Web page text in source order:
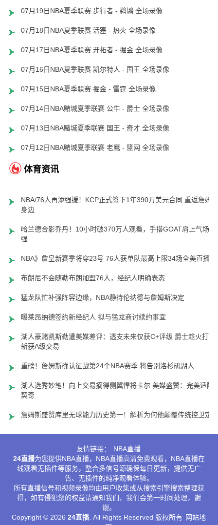
07月19日NBA夏季联赛 步行者 - 鹈鹕 全场录像
07月18日NBA夏季联赛 活塞 - 热火 全场录像
07月17日NBA夏季联赛 开拓者 - 掘金 全场录像
07月16日NBA夏季联赛 凯尔特人 - 国王 全场录像
07月15日NBA夏季联赛 掘金 - 雷霆 全场录像
07月14日NBA赌城夏季联赛 公牛 - 爵士 全场录像
07月13日NBA赌城夏季联赛 国王 - 奇才 全场录像
07月12日NBA赌城夏季联赛 老鹰 - 篮网 全场录像
体育资讯
NBA/76人再添强援！KCP正式签下1年390万美元合同 重返詹姆斯
身边
哈兰德合影乔丹！10小时破370万人观看，手搭GOAT肩上气场超
强
NBA》詹皇新赛季将穿23号 76人获单队最高上限34场全美直播
布朗尼不会随勒布朗加盟76人，经纪人明确表态
猛龙队忙补强阵容边缘，NBA静待伦纳德与詹姆斯决定
曝莱昂纳德签约新经纪人 拟与猛龙商讨续约事宜
湖人豪赌凯斯勒遭美媒差评：透支未来仅获C+评级 爵士趁火打劫
斩获A级交易
重磅！詹姆斯确认征战第24个NBA赛季 将告别洛杉矶湖人
湖人选秀妙笔！向上交易摘得侧翼悍将卡尔 美媒盛赞：完美适配
契奇
詹姆斯盛赞库里无球能力历史第一！解析为何他颠覆传统控卫定义
友情链接：
NBA直播
24直播为您提供NBA直播，NBA直播高清免费观看，NBA直播在
线观看无插件等服务，整合多信号源确保每日更新，提供无广
告、无插件的纯净观看体验。
所有直播信号和视频录像均由用户收集或从搜索引擎搜索整理获
得，如有侵犯您的权益请通知我们，我们会第一时间处理，谢
谢。
Copyright © 202624直播 . All Rights Reserved 版权所有 网站地